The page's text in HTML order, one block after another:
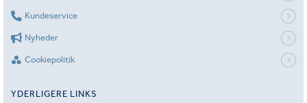
Kundeservice
Nyheder
Cookiepolitik
YDERLIGERE LINKS